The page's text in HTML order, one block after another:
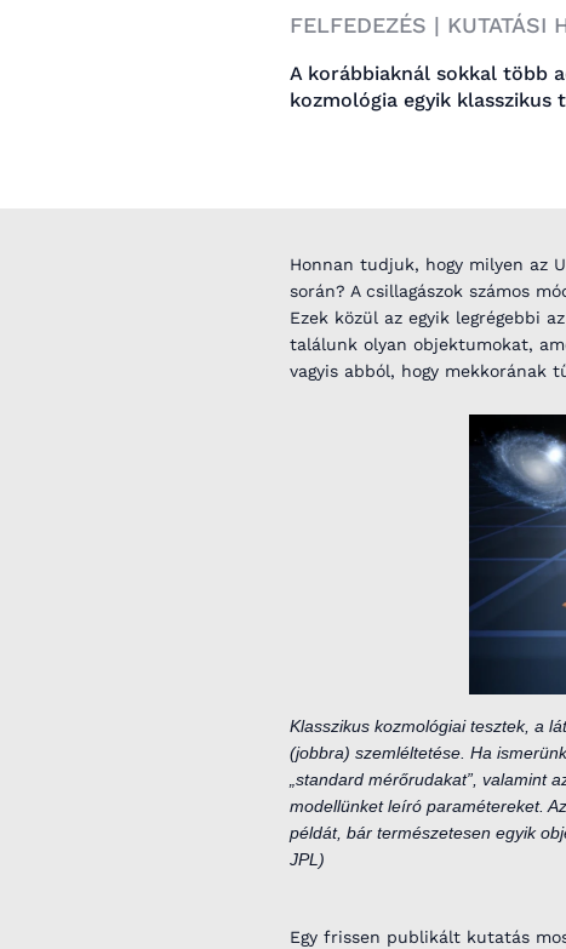
FELFEDEZÉS | KUTATÁSI
A korábbiaknál sokkal több
kozmológia egyik
Honnan tudjuk, hogy milyen az
során? A csillagászok számos
Ezek közül az egyik legrégebbi
találunk olyan objektumokat,
vagyis abból, hogy mekkorának
Klasszikus kozmológiai tesztek, a
(jobbra) szemléltetése. Ha
„standard mérőrudakat”, valamint
modellünket leíró paramétereket.
példát, bár természetesen egyik
JPL)
Egy frissen publikált kutatás